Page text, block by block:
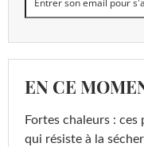
EN CE
Fortes chaleurs :
qui résiste à la